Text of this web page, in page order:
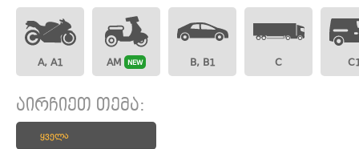
A, A1 AM NEW B, B1 C
აირჩიეთ თემა:
ყველა